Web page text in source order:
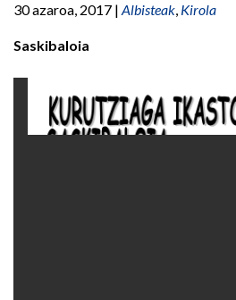
30 azaroa, 2017 | Albisteak, Kirola
Saskibaloia